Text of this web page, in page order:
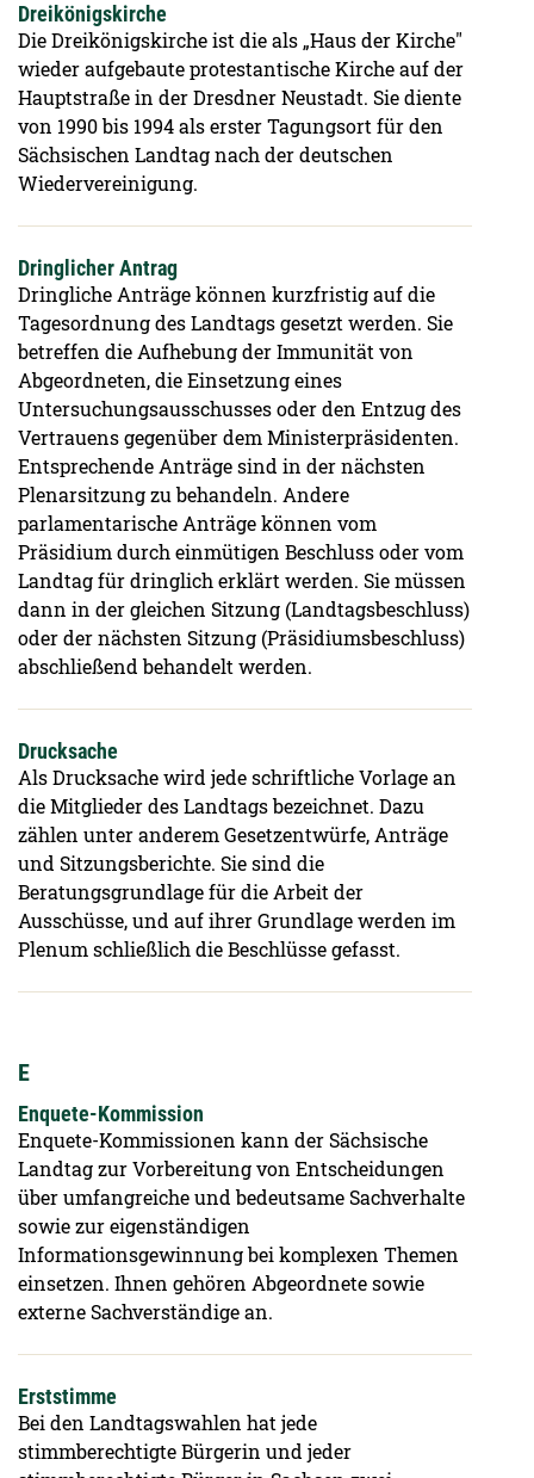
Dreikönigskirche
Die Dreikönigskirche ist die als „Haus der Kirche"
wieder aufgebaute protestantische Kirche auf der
Hauptstraße in der Dresdner Neustadt. Sie diente
von 1990 bis 1994 als erster Tagungsort für den
Sächsischen Landtag nach der deutschen
Wiedervereinigung.
Dringlicher Antrag
Dringliche Anträge können kurzfristig auf die
Tagesordnung des Landtags gesetzt werden. Sie
betreffen die Aufhebung der Immunität von
Abgeordneten, die Einsetzung eines
Untersuchungsausschusses oder den Entzug des
Vertrauens gegenüber dem Ministerpräsidenten.
Entsprechende Anträge sind in der nächsten
Plenarsitzung zu behandeln. Andere
parlamentarische Anträge können vom
Präsidium durch einmütigen Beschluss oder vom
Landtag für dringlich erklärt werden. Sie müssen
dann in der gleichen Sitzung (Landtagsbeschluss)
oder der nächsten Sitzung (Präsidiumsbeschluss)
abschließend behandelt werden.
Drucksache
Als Drucksache wird jede schriftliche Vorlage an
die Mitglieder des Landtags bezeichnet. Dazu
zählen unter anderem Gesetzentwürfe, Anträge
und Sitzungsberichte. Sie sind die
Beratungsgrundlage für die Arbeit der
Ausschüsse, und auf ihrer Grundlage werden im
Plenum schließlich die Beschlüsse gefasst.
E
Enquete-Kommission
Enquete-Kommissionen kann der Sächsische
Landtag zur Vorbereitung von Entscheidungen
über umfangreiche und bedeutsame Sachverhalte
sowie zur eigenständigen
Informationsgewinnung bei komplexen Themen
einsetzen. Ihnen gehören Abgeordnete sowie
externe Sachverständige an.
Erststimme
Bei den Landtagswahlen hat jede
stimmberechtigte Bürgerin und jeder